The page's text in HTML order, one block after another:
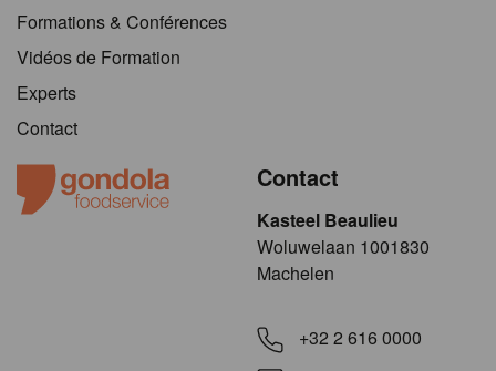
Formations & Conférences
Vidéos de Formation
Experts
Contact
Contact
Kasteel Beaulieu
​​​Woluwelaan 1001830
Machelen
+32 2 616 0000